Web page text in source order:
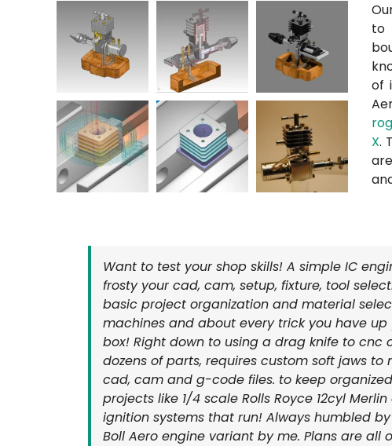
to
of
X.
Want to test your shop skills! A simple IC
frosty your cad, cam, setup, fixture, tool
basic project organization and material
machines and about every trick you have
box! Right down to using a drag knife to cnc
dozens of parts, requires custom soft jaws to
cad, cam and g-code files. to keep
projects like 1/4 scale Rolls Royce 12cyl
ignition systems that run! Always humbled
Boll Aero engine variant by me. Plans are all